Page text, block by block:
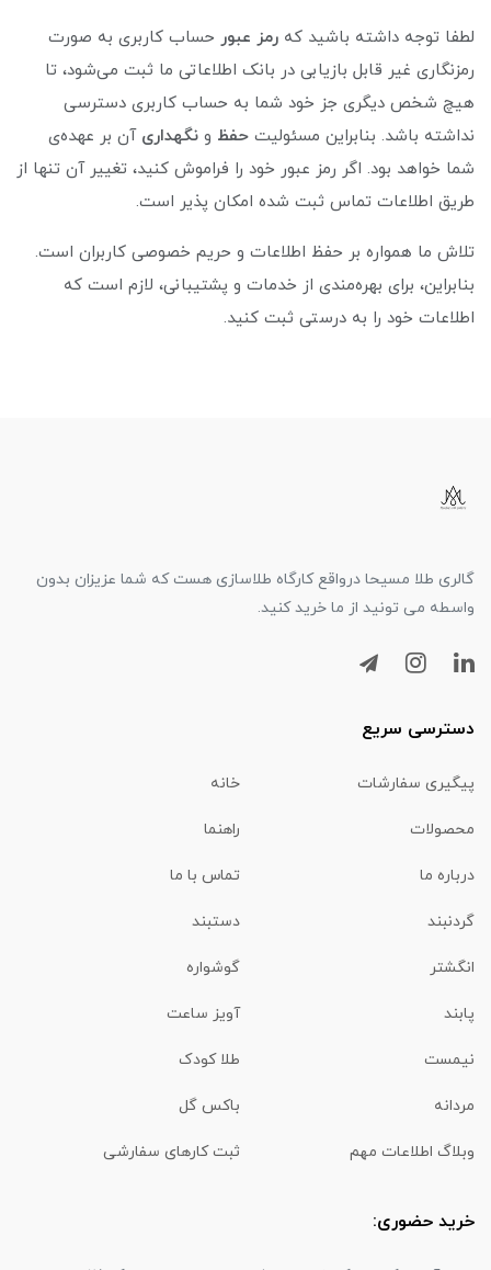
لطفا توجه داشته باشید که رمز عبور حساب کاربری به صورت
رمزنگاری غیر قابل بازیابی در بانک اطلاعاتی ما ثبت می‌شود، تا
هیچ شخص دیگری جز خود شما به حساب کاربری دسترسی
نداشته باشد. بنابراین مسئولیت حفظ و نگهداری آن بر عهده‌ی
شما خواهد بود. اگر رمز عبور خود را فراموش کنید، تغییر آن تنها از
طریق اطلاعات تماس ثبت شده امکان پذیر است.
تلاش ما همواره بر حفظ اطلاعات و حریم خصوصی کاربران است.
بنابراین، برای بهره‌مندی از خدمات و پشتیبانی، لازم است که
اطلاعات خود را به درستی ثبت کنید.
گالری طلا مسیحا درواقع کارگاه طلاسازی هست که شما عزیزان بدون
واسطه می تونید از ما خرید کنید.
دسترسی سریع
پیگیری سفارشات خانه
محصولات راهنما
درباره ما تماس با ما
گردنبند دستبند
انگشتر گوشواره
پابند آویز ساعت
نیمست طلا کودک
مردانه باکس گل
وبلاگ اطلاعات مهم ثبت کارهای سفارشی
خرید حضوری: